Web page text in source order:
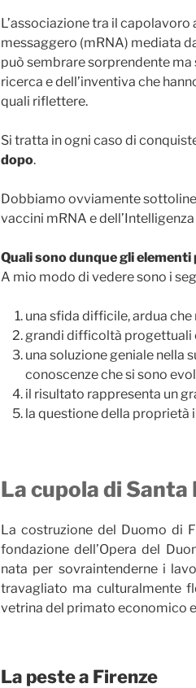
L’associazione tra il
messaggero (mRNA) mediata
può sembrare sorprendente
ricerca e dell’inventiva che
quali riflettere.
Si tratta in ogni caso di
dopo.
Dobbiamo ovviamente
vaccini mRNA e
Quali sono dunque gli
A mio modo di vedere sono i
una sfida difficile, ardua
grandi difficoltà progettuali
una soluzione geniale nella
conoscenze che si sono
il risultato rappresenta un
la questione della proprietà
La cupola di Santa
La costruzione del Duomo di
fondazione dell’Opera del
nata per sovraintenderne i
travagliato ma culturalmente
vetrina del primato economico
La peste a Firenze